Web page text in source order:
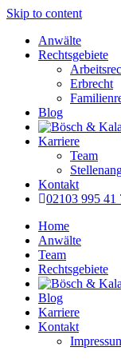
Skip to content
Anwälte
Rechtsgebiete
Erbrecht
Blog
Karriere
Team
Kontakt
02103 995 41
Home
Anwälte
Team
Rechtsgebiete
Blog
Karriere
Kontakt